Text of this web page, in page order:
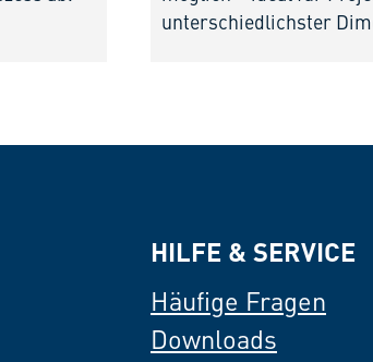
unterschiedlichster
HILFE & SERVICE
Häufige Fragen
Downloads